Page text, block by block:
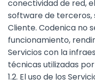
conectividad de red,
software de terceros,
Cliente. Codenica no
funcionamiento,
Servicios con la
técnicas utilizadas
1.2. El uso de los